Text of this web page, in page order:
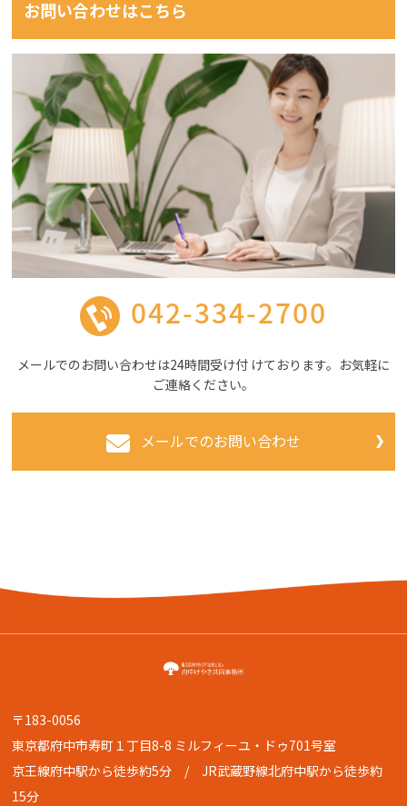
お問い合わせはこちら
042-334-2700
メールでのお問い合わせは24時間受け付 けております。お気軽に
ご連絡ください。
メールでのお問い合わせ
〒183-0056
東京都府中市寿町１丁目8-8 ミルフィーユ・ドゥ701号室
京王線府中駅から徒歩約5分 / JR武蔵野線北府中駅から徒歩約
15分